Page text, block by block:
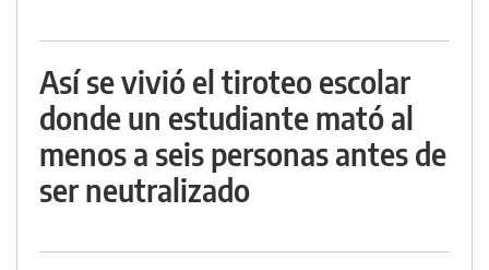
Así se vivió el tiroteo escolar
donde un estudiante mató al
menos a seis personas antes de
ser neutralizado